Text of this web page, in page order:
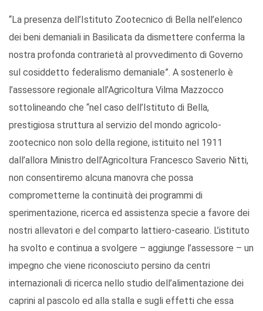
“La presenza dell’Istituto Zootecnico di Bella nell’elenco
dei beni demaniali in Basilicata da dismettere conferma la
nostra profonda contrarietà al provvedimento di Governo
sul cosiddetto federalismo demaniale”. A sostenerlo è
l’assessore regionale all’Agricoltura Vilma Mazzocco
sottolineando che “nel caso dell’Istituto di Bella,
prestigiosa struttura al servizio del mondo agricolo-
zootecnico non solo della regione, istituito nel 1911
dall’allora Ministro dell’Agricoltura Francesco Saverio Nitti,
non consentiremo alcuna manovra che possa
comprometterne la continuità dei programmi di
sperimentazione, ricerca ed assistenza specie a favore dei
nostri allevatori e del comparto lattiero-caseario. L’istituto
ha svolto e continua a svolgere – aggiunge l’assessore – un
impegno che viene riconosciuto persino da centri
internazionali di ricerca nello studio dell’alimentazione dei
caprini al pascolo ed alla stalla e sugli effetti che essa